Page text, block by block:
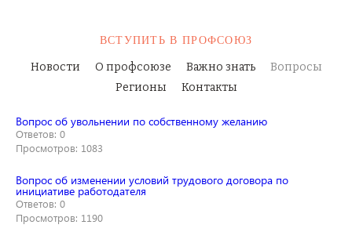
ВСТУПИТЬ В ПРОФСОЮЗ
Новости О профсоюзе Важно знать
Вопросы
Регионы
Контакты
Вопрос об увольнении по собственному желанию
Ответов: 0
Просмотров: 1083
Вопрос об изменении условий трудового договора по
инициативе работодателя
Ответов: 0
Просмотров: 1190